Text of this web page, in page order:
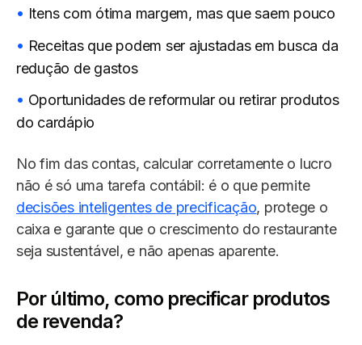
Itens com ótima margem, mas que saem pouco
Receitas que podem ser ajustadas em busca da
redução de gastos
Oportunidades de reformular ou retirar produtos
do cardápio
No fim das contas, calcular corretamente o lucro
não é só uma tarefa contábil: é o que permite
decisões inteligentes de precificação, protege o
caixa e garante que o crescimento do restaurante
seja sustentável, e não apenas aparente.
Por último, como precificar produtos
de revenda?